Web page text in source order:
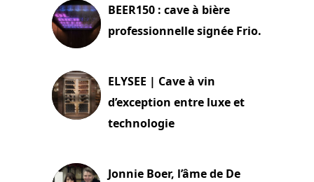
BEER150 : cave à bière
professionnelle signée Frio.
ELYSEE | Cave à vin
d’exception entre luxe et
technologie
Jonnie Boer, l’âme de De